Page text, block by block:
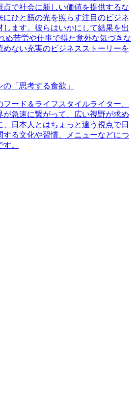
点で社会に新しい価値を提供するな
にひと筋の光を照らす注目のビジネ
します。彼らはいかにして結果を出
ぬ苦労や仕事で得た意外な気づきな
めない充実のビジネスストーリーを
「思考する食欲」
ード＆ライフスタイルライター、
が急速に繋がって、広い視野が求め
、日本人とはちょっと違う視点で日
する文化や習慣、メニューなどにつ
。